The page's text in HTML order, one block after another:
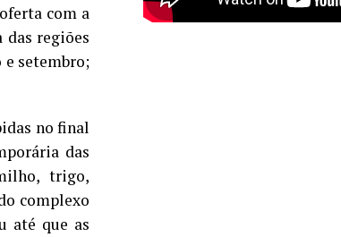
com a
regiões
e setembro;
no final
das
trigo,
complexo
até que as